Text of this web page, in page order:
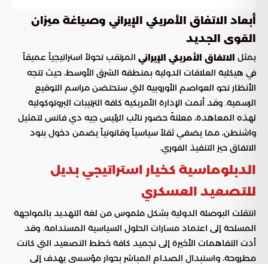
أبعاد الاتفاق الأمريكي الإيراني وصياغة ميزان
القوى الجديد
يمثل الاتفاق الأمريكي الإيراني المرتقب تحولاً استراتيجياً عميقاً
في هيكلية العلاقات الدولية بمنطقة الشرق الأوسط، حيث تتجه
الأنظار نحو العواصم الأوروبية التي ستحتضن مراسم التوقيع
الرسمية. وقد أتمت الإدارة الأمريكية كافة الترتيبات البروتوكولية
لهذه المعاهدة، معلنةً حضور نائب الرئيس جيه دي فانس لتمثيل
واشنطن، مما يضفي ثقلاً سياسياً وقانونياً يضمن دخول بنود
الاتفاق حيز التنفيذ الفوري.
الدبلوماسية كخيار استراتيجي بديل
للتصعيد العسكري
انتقلت البوصلة الدولية بشكل ملموس من لغة التهديد بالمواجهة
المسلحة إلى اعتماد مسارات الحلول السياسية المستدامة. وقد
أدت التفاهمات الأخيرة إلى تجميد كافة خطط التصعيد التي كانت
مطروحة، واستبدال الصدام المباشر بحوار مؤسسي يهدف إلى